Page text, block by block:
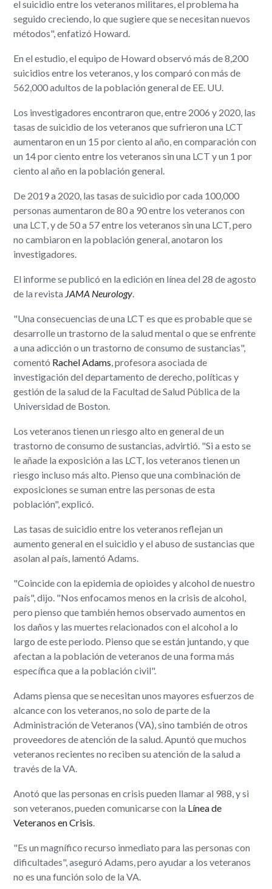
el suicidio entre los veteranos militares, el problema ha
seguido creciendo, lo que sugiere que se necesitan nuevos
métodos", enfatizó Howard.
En el estudio, el equipo de Howard observó más de 8,200
suicidios entre los veteranos, y los comparó con más de
562,000 adultos de la población general de EE. UU.
Los investigadores encontraron que, entre 2006 y 2020, las
tasas de suicidio de los veteranos que sufrieron una LCT
aumentaron en un 15 por ciento al año, en comparación con
un 14 por ciento entre los veteranos sin una LCT y un 1 por
ciento al año en la población general.
De 2019 a 2020, las tasas de suicidio por cada 100,000
personas aumentaron de 80 a 90 entre los veteranos con
una LCT, y de 50 a 57 entre los veteranos sin una LCT, pero
no cambiaron en la población general, anotaron los
investigadores.
El informe se publicó en la edición en línea del 28 de agosto
de la revista JAMA Neurology.
"Una consecuencias de una LCT es que es probable que se
desarrolle un trastorno de la salud mental o que se enfrente
a una adicción o un trastorno de consumo de sustancias",
comentó Rachel Adams, profesora asociada de
investigación del departamento de derecho, políticas y
gestión de la salud de la Facultad de Salud Pública de la
Universidad de Boston.
Los veteranos tienen un riesgo alto en general de un
trastorno de consumo de sustancias, advirtió. "Si a esto se
le añade la exposición a las LCT, los veteranos tienen un
riesgo incluso más alto. Pienso que una combinación de
exposiciones se suman entre las personas de esta
población", explicó.
Las tasas de suicidio entre los veteranos reflejan un
aumento general en el suicidio y el abuso de sustancias que
asolan al país, lamentó Adams.
"Coincide con la epidemia de opioides y alcohol de nuestro
país", dijo. "Nos enfocamos menos en la crisis de alcohol,
pero pienso que también hemos observado aumentos en
los daños y las muertes relacionados con el alcohol a lo
largo de este periodo. Pienso que se están juntando, y que
afectan a la población de veteranos de una forma más
específica que a la población civil".
Adams piensa que se necesitan unos mayores esfuerzos de
alcance con los veteranos, no solo de parte de la
Administración de Veteranos (VA), sino también de otros
proveedores de atención de la salud. Apuntó que muchos
veteranos recientes no reciben su atención de la salud a
través de la VA.
Anotó que las personas en crisis pueden llamar al 988, y si
son veteranos, pueden comunicarse con la Línea de
Veteranos en Crisis.
"Es un magnífico recurso inmediato para las personas con
dificultades", aseguró Adams, pero ayudar a los veteranos
no es una función solo de la VA.